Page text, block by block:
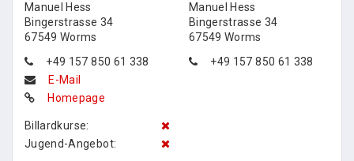
Manuel Hess
Bingerstrasse 34
67549 Worms
+49 157 850 61 338
E-Mail
Homepage
Billardkurse:
Jugend-Angebot:
Manuel Hess
Bingerstrasse 34
67549 Worms
+49 157 850 61 338